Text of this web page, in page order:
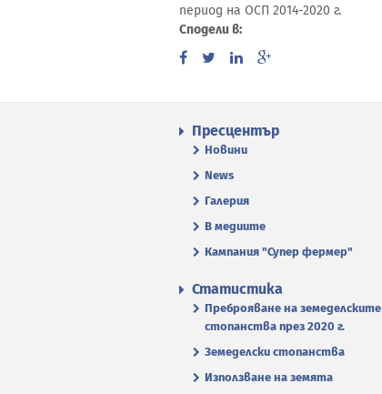
период на ОСП 2014-2020 г.
Сподели в:
Пресцентър
Новини
News
Галерия
В медиите
Кампания "Супер фермер"
Статистика
Преброяване на земеделските
стопанства през 2020 г.
Земеделски стопанства
Използване на земята